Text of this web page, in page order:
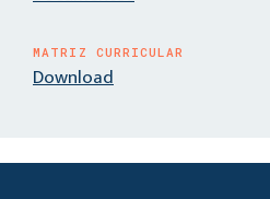
MATRIZ CURRICULAR
Download